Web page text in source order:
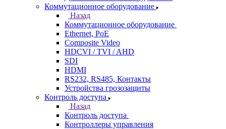
Коммутационное оборудование
Назад
Коммутационное оборудование
Ethernet, PoE
Composite Video
HDCVI / TVI / AHD
SDI
HDMI
RS232, RS485, Контакты
Устройства грозозащиты
Контроль доступа
Назад
Контроль доступа
Контроллеры управления